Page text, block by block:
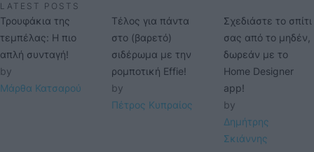
LATEST POSTS
Τρουφάκια της
τεμπέλας: Η πιο
απλή συνταγή!
by
Μάρθα Κατσαρού
Τέλος για πάντα
στο (βαρετό)
σιδέρωμα με την
ρομποτική Effie!
by
Πέτρος Κυπραίος
Σχεδιάστε το σπίτι
σας από το μηδέν,
δωρεάν με το
Home Designer
app!
by
Δημήτρης
Σκιάννης